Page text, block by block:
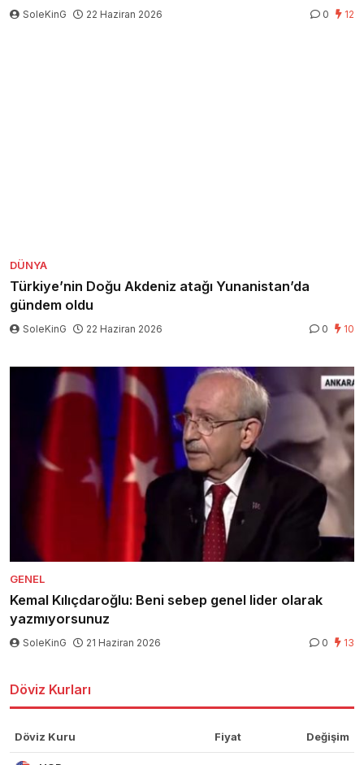
SoleKinG 22 Haziran 2026 0 12
DÜNYA
Türkiye’nin Doğu Akdeniz atağı Yunanistan’da
gündem oldu
SoleKinG 22 Haziran 2026 0 10
GENEL
Kemal Kılıçdaroğlu: Beni sebep genel lider olarak
yazmıyorsunuz
SoleKinG 21 Haziran 2026 0 13
Döviz Kurları
Döviz Kuru Fiyat Değişim